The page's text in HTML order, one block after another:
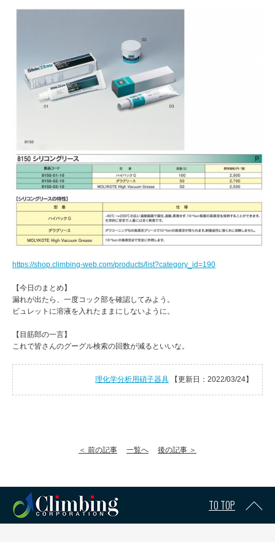
https://shop.climbing-web.com/products/list?category_id=190
【今日のまとめ】
漏れが出たら、一度コック部を確認してみよう。
ビュレットに溶液を入れたままにしないように。
【目筋郎の一言】
これで皆さんのグーグル検索の回数が減るといいな。
理化学分析用硝子器具 【更新日：2022/03/24】
＜ 前の記事 一覧へ 後の記事 ＞
TO TOP